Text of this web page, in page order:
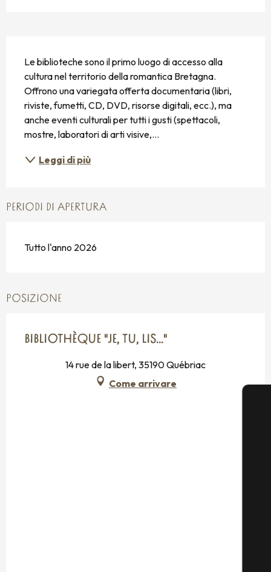
Le biblioteche sono il primo luogo di accesso alla
cultura nel territorio della romantica Bretagna.
Offrono una variegata offerta documentaria (libri,
riviste, fumetti, CD, DVD, risorse digitali, ecc.), ma
anche eventi culturali per tutti i gusti (spettacoli,
mostre, laboratori di arti visive,...
Leggi di più
PERIODI DI APERTURA
Tutto l'anno 2026
POSIZIONE
BIBLIOTHÈQUE "JE, TU, LIS..."
14 rue de la libert, 35190 Québriac
Come arrivare